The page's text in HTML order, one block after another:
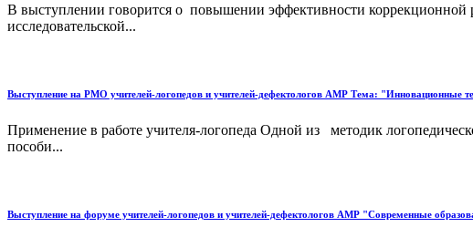
В выступлении говорится о повышении эффективности коррекционной
исследовательской...
Выступление на РМО учителей-логопедов и учителей-дефектологов АМР Тема: "Инновационные
Применение в работе учителя-логопеда Одной из методик
пособи...
Выступление на форуме учителей-логопедов и учителей-дефектологов АМР "Современные